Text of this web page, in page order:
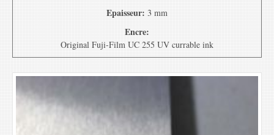
Epaisseur: 3 mm
Encre:
Original Fuji-Film UC 255 UV currable ink